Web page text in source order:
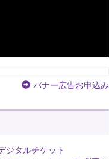
バナー広告お申込み
ジタルチケット